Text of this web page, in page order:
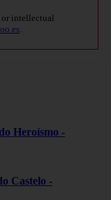
intellectual
.
Heroísmo -
Castelo -